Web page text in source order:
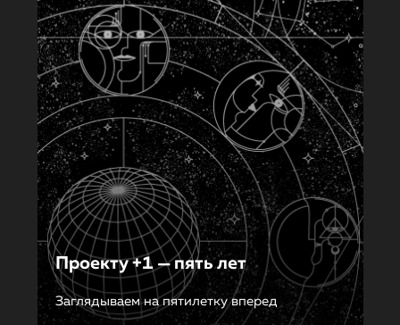
Проекту +1 — пять лет
Заглядываем на пятилетку вперед